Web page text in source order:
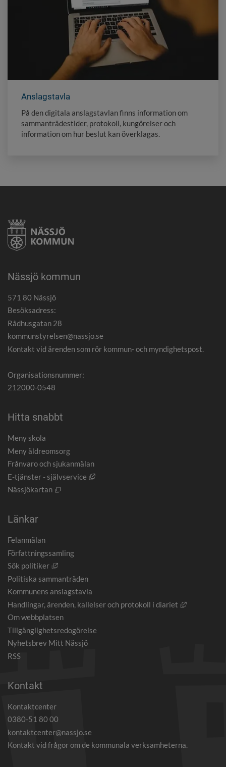
Anslagstavla
På den digitala anslagstavlan finns information om
sammanträdestider, protokoll, kungörelser och
information om hur beslut kan överklagas.
Nässjö kommun
571 80 Nässjö
Besöksadress:
Rådhusgatan 28
kommunstyrelsen@nassjo.se
Kontakt vid ärenden som rör kommun- och myndighetspost.
Organisationsnummer:
212000-0548
Hitta snabbt
Meny skola
Meny äldreomsorg
Frånvaro och sjukanmälan
E-tjänster - självservice
Länk till annan webbplats, öppnas i
Nässjökartan
Öppnas i nytt fönster.
Länkar
Felanmälan
Författningssamling
Sök politiker
Länk till annan webbplats, öppnas i nytt fönster.
Politiska sammanträden
Kommunens anslagstavla
Handlingar, ärenden, kallelser och protokoll i diariet
Länk till
Om webbplatsen
Tillgänglighetsredogörelse
Nyhetsbrev Mitt Nässjö
RSS
Kontakt
Kontaktcenter
0380-51 80 00
kontaktcenter@nassjo.se
Kontakt vid frågor om de kommunala verksamheterna.